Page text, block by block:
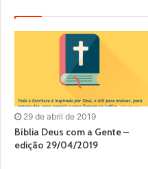
29 de abril de 2019
Bíblia Deus com a Gente –
edição 29/04/2019